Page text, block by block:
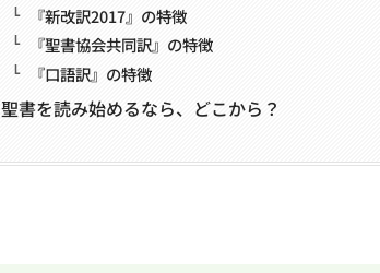
『新改訳2017』の特徴
『聖書協会共同訳』の特徴
『口語訳』の特徴
聖書を読み始めるなら、どこから？